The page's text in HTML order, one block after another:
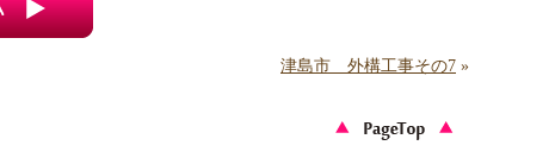
津島市 外構工事その7 »